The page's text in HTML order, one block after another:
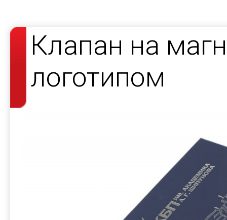
Клапан на
логотипом